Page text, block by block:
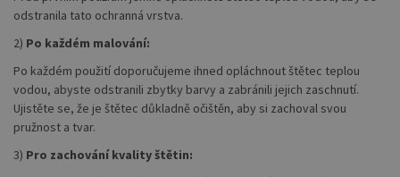
odstranila tato ochranná vrstva.
2) Po každém malování:
Po každém použití doporučujeme ihned opláchnout štětec teplou
vodou, abyste odstranili zbytky barvy a zabránili jejich zaschnutí.
Ujistěte se, že je štětec důkladně očištěn, aby si zachoval svou
pružnost a tvar.
3) Pro zachování kvality štětin: